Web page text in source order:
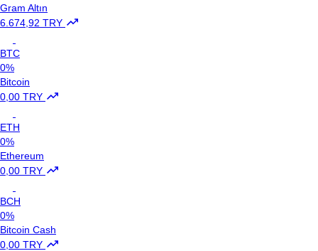
Gram Altın
6.674,92 TRY
BTC
0%
Bitcoin
0,00 TRY
ETH
0%
Ethereum
0,00 TRY
BCH
0%
Bitcoin Cash
0,00 TRY